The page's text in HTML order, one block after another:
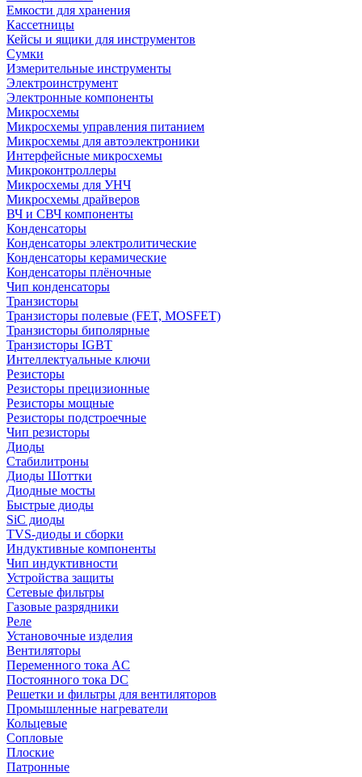
Емкости для хранения
Кассетницы
Кейсы и ящики для инструментов
Сумки
Измерительные инструменты
Электроинструмент
Электронные компоненты
Микросхемы
Микросхемы управления питанием
Микросхемы для автоэлектроники
Интерфейсные микросхемы
Микроконтроллеры
Микросхемы для УНЧ
Микросхемы драйверов
ВЧ и СВЧ компоненты
Конденсаторы
Конденсаторы электролитические
Конденсаторы керамические
Конденсаторы плёночные
Чип конденсаторы
Транзисторы
Транзисторы полевые (FET, MOSFET)
Транзисторы биполярные
Транзисторы IGBT
Интеллектуальные ключи
Резисторы
Резисторы прецизионные
Резисторы мощные
Резисторы подстроечные
Чип резисторы
Диоды
Стабилитроны
Диоды Шоттки
Диодные мосты
Быстрые диоды
SiC диоды
TVS-диоды и сборки
Индуктивные компоненты
Чип индуктивности
Устройства защиты
Сетевые фильтры
Газовые разрядники
Реле
Установочные изделия
Вентиляторы
Переменного тока AC
Постоянного тока DC
Решетки и фильтры для вентиляторов
Промышленные нагреватели
Кольцевые
Сопловые
Плоские
Патронные